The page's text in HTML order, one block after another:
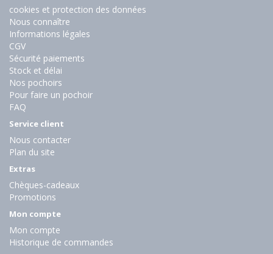
cookies et protection des données
Nous connaître
Informations légales
CGV
Sécurité paiements
Stock et délai
Nos pochoirs
Pour faire un pochoir
FAQ
Service client
Nous contacter
Plan du site
Extras
Chèques-cadeaux
Promotions
Mon compte
Mon compte
Historique de commandes